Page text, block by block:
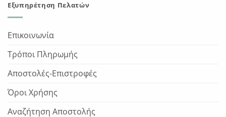
Εξυπηρέτηση Πελατών
Επικοινωνία
Τρόποι Πληρωμής
Αποστολές-Επιστροφές
Όροι Χρήσης
Αναζήτηση Αποστολής